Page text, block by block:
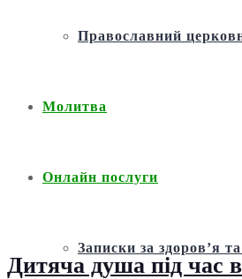
Православний
Молитва
Онлайн послуги
Записки за здоров’я
Дитяча душа під час